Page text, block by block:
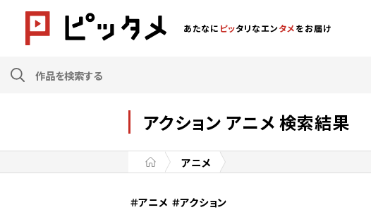
あたなに ピッタリなエンタメをお届け
アクション アニメ 検索結果
アニメ
＃アニメ ＃アクション